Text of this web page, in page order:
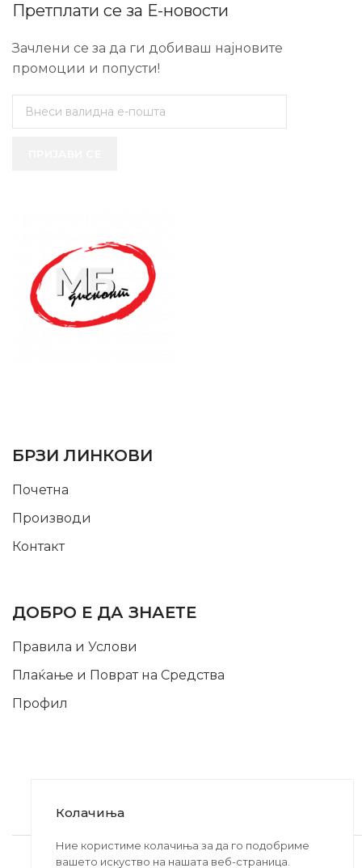
Претплати се за Е-новости
Зачлени се за да ги добиваш најновите
промоции и попусти!
БРЗИ ЛИНКОВИ
Почетна
Производи
Контакт
ДОБРО Е ДА ЗНАЕТЕ
Правила и Услови
Плаќање и Поврат на Средства
Профил
2020-2024 © MB DISKONT. Изработено од
Колачиња
Ние користиме колачиња за да го подобриме
вашето искуство на нашата веб-страница.